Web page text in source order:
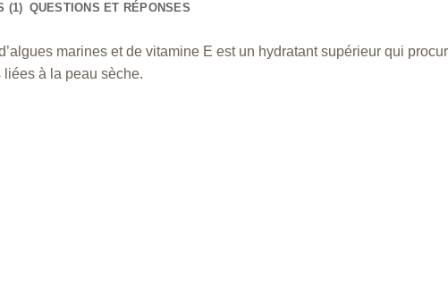
(1) QUESTIONS ET RÉPONSES
marines et de vitamine E est un hydratant supérieur qui
à la peau sèche.